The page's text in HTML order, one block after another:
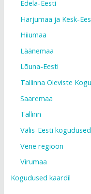
Edela-Eesti
Harjumaa ja Kesk-
Hiiumaa
Läänemaa
Lõuna-Eesti
Tallinna Oleviste
Saaremaa
Tallinn
Välis-Eesti kogudused
Vene regioon
Virumaa
Kogudused kaardil